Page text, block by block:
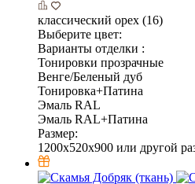
классический орех (16)
Выберите цвет:
Варианты отделки :
Тонировки прозрачные
Венге/Беленый дуб
Тонировка+Патина
Эмаль RAL
Эмаль RAL+Патина
Размер:
1200x520x900 или другой